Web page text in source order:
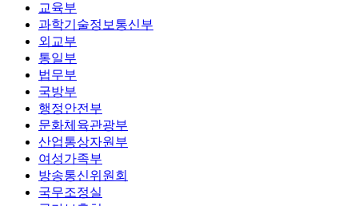
교육부
과학기술정보통신부
외교부
통일부
법무부
국방부
행정안전부
문화체육관광부
산업통상자원부
여성가족부
방송통신위원회
국무조정실